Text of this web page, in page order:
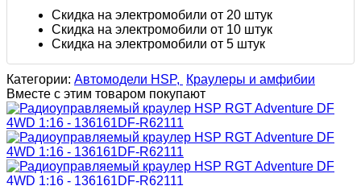
Скидка на электромобили от 20 штук
Скидка на электромобили от 10 штук
Скидка на электромобили от 5 штук
Категории: Автомодели HSP,
Краулеры и амфибии
Вместе с этим товаром покупают